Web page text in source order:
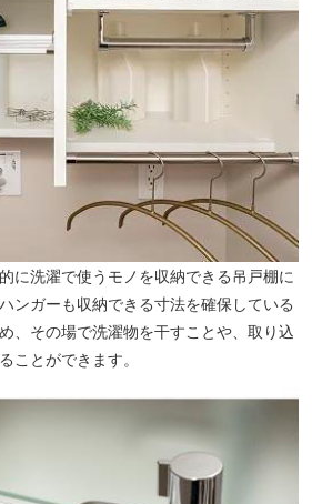
に洗濯で使うモノを収納できる吊戸棚に
ンガーも収納できる寸法を確保している
、その場で洗濯物を干すことや、取り込
ことができます。